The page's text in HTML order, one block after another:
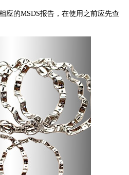
应的MSDS报告，在使用之前应先查